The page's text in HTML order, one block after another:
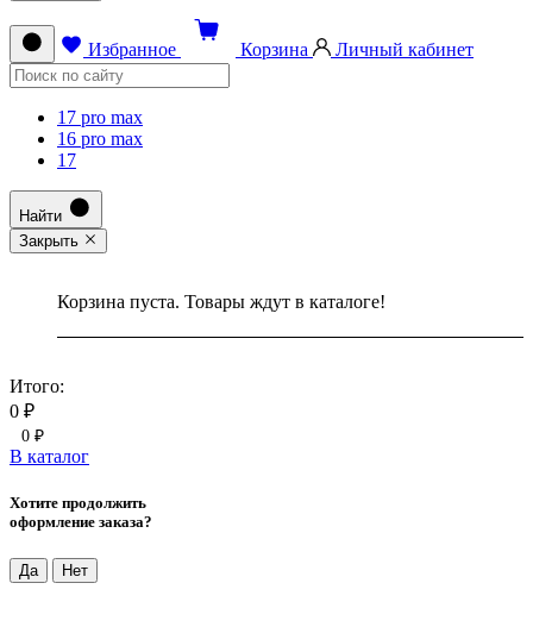
Избранное Корзина Личный кабинет
17 pro max
16 pro max
17
Найти
Закрыть
Корзина пуста. Товары ждут в каталоге!
Итого:
0 ₽
0 ₽
В каталог
Хотите продолжить
оформление заказа?
Да Нет